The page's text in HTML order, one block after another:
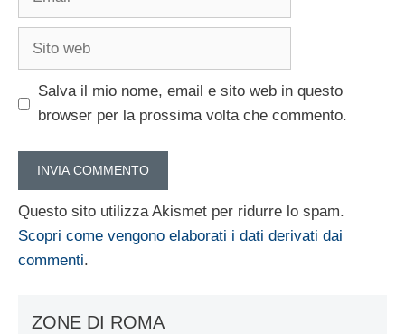
Sito
Salva il mio nome, email e sito web in questo
browser per la prossima volta che commento.
Questo sito utilizza Akismet per ridurre lo spam.
Scopri come vengono elaborati i dati derivati dai
commenti.
ZONE DI ROMA